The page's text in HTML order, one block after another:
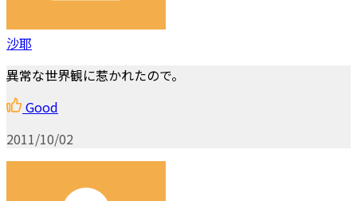
沙耶
異常な世界観に惹かれたので。
Good
2011/10/02